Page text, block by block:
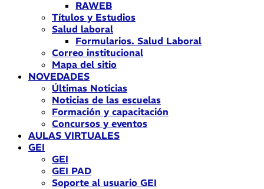
RAWEB
Títulos y Estudios
Salud laboral
Formularios. Salud Laboral
Correo institucional
Mapa del sitio
NOVEDADES
Últimas Noticias
Noticias de las escuelas
Formación y capacitación
Concursos y eventos
AULAS VIRTUALES
GEI
GEI
GEI PAD
Soporte al usuario GEI